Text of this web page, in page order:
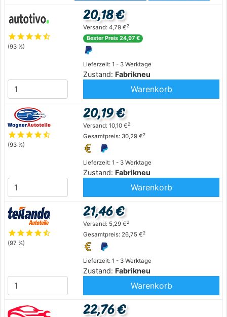
starstarstarstarstar_half
(93 %)
Lieferzeit: 1 - 3 Werktage
Zustand: Fabrikneu
20,18 €
Versand: 4,79 €2
Bester Preis 24,97 €
Warenkorb
starstarstarstarstar_half
(93 %)
Lieferzeit: 1 - 3 Werktage
Zustand: Fabrikneu
20,19 €
Versand: 10,10 €2
Gesamtpreis: 30,29 €2
Warenkorb
starstarstarstarstar_half
(97 %)
Lieferzeit: 1 - 3 Werktage
Zustand: Fabrikneu
21,46 €
Versand: 5,29 €2
Gesamtpreis: 26,75 €2
Warenkorb
22,76 €